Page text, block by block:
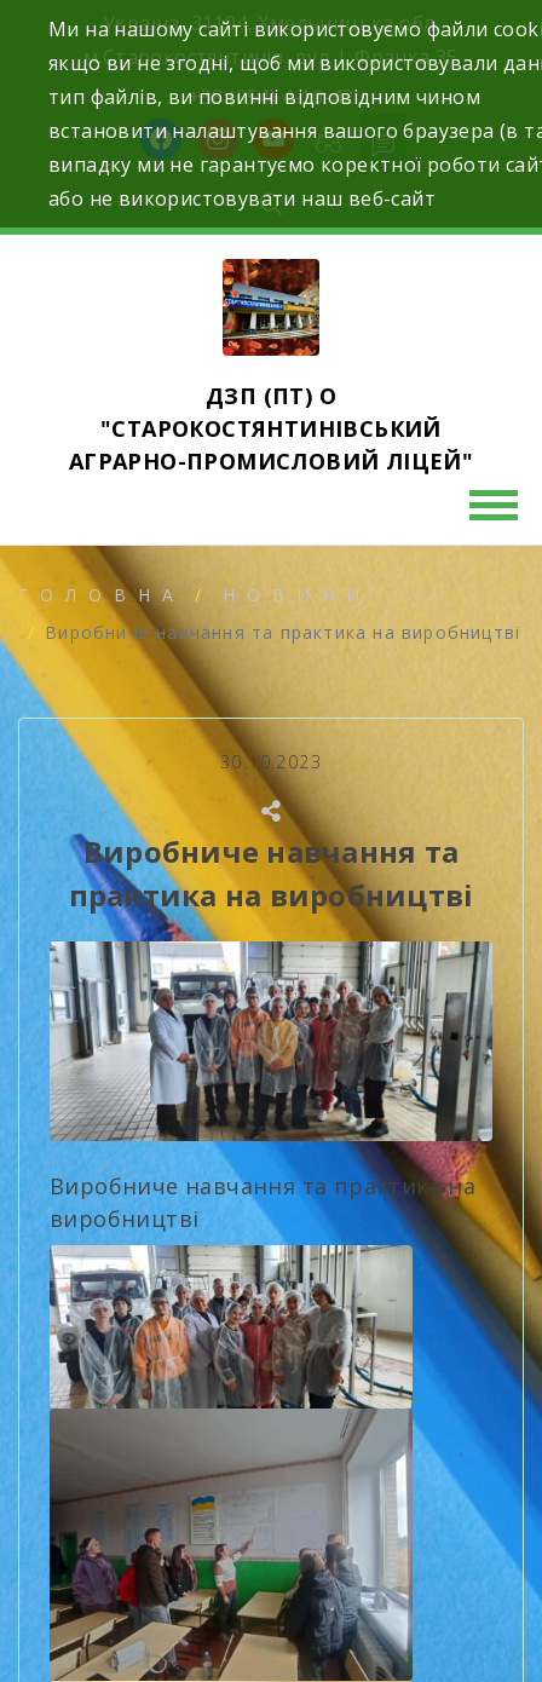
Україна, 31104, Хмельницька обл.
м.Старокостянтинів вул. І. Франка,35
+38 (054) 4-10-42
facebookinstagramyoutube
ДЗП (ПТ) О
"СТАРОКОСТЯНТИНІВСЬКИЙ
АГРАРНО-ПРОМИСЛОВИЙ ЛІЦЕЙ"
ГОЛОВНА
НОВИНИ
Виробниче навчання та практика на виробництві
30.10.2023
Виробниче навчання та
практика на виробництві
Виробниче навчання та практика на
виробництві
Ми на нашому сайті використовуємо файли
якщо ви не згодні, щоб ми використовували
тип файлів, ви повинні відповідним чином
встановити налаштування вашого браузера (в
випадку ми не гарантуємо коректної роботи
або не використовувати наш веб-сайт